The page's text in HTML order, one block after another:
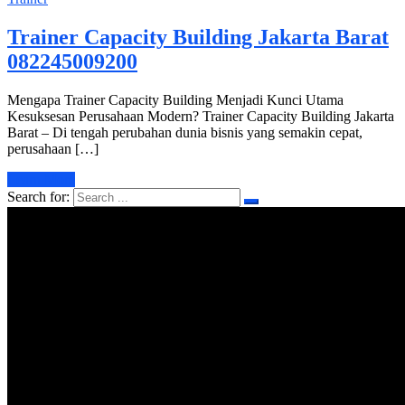
Trainer Capacity Building Jakarta Barat
082245009200
Mengapa Trainer Capacity Building Menjadi Kunci Utama
Kesuksesan Perusahaan Modern? Trainer Capacity Building Jakarta
Barat – Di tengah perubahan dunia bisnis yang semakin cepat,
perusahaan […]
Search for: